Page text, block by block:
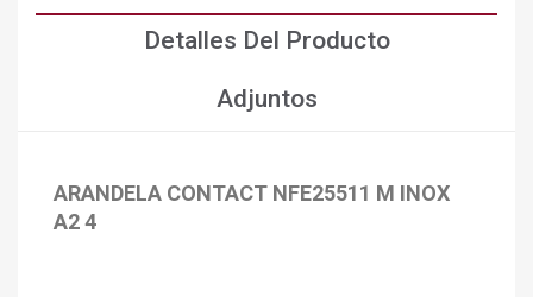
Detalles Del Producto
Adjuntos
ARANDELA CONTACT NFE25511 M INOX
A2 4